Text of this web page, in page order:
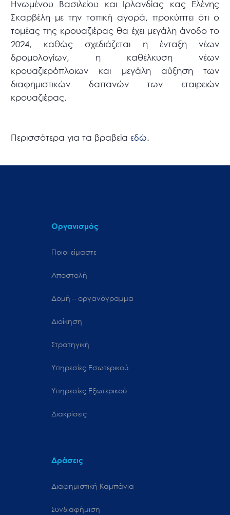
Ηνωμένου Βασιλείου και Ιρλανδίας κας Ελένης
Σκαρβέλη με την τοπική αγορά, προκύπτει ότι ο
τομέας της κρουαζιέρας θα έχει μεγάλη άνοδο το
2024, καθώς σχεδιάζεται η ένταξη νέων
δρομολογίων, η καθέλκυση νέων
κρουαζιερόπλοιων και μεγάλη αύξηση των
διαφημιστικών δαπανών των εταιρειών
κρουαζιέρας.
Περισσότερα για τα βραβείαεδώ.
Οργανισμός
Ποιοι είμαστε
Αποστολή
Δομή – οργανόγραμμα
Διοίκηση
Στρατηγική
Υπηρεσίες Εσωτερικού
Υπηρεσίες Εξωτερικού
Διακρίσεις
Δράσεις
Διαφημιστική Καμπάνια
Συνδιαφήμιση